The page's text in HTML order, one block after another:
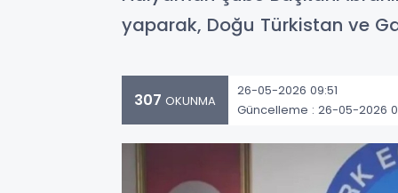
yaparak, Doğu Türkistan ve
307 OKUNMA
26-05-2026 09:51
Güncelleme : 26-05-2026